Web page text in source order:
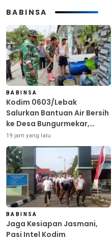
BABINSA
BABINSA
Kodim 0603/Lebak
Salurkan Bantuan Air Bersih
ke Desa Bungurmekar,
Ringankan Beban Warga
Terdampak Kemarau
19 jam yang lalu
BABINSA
Jaga Kesiapan Jasmani,
Pasi Intel Kodim